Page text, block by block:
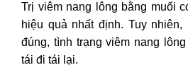
Trị viêm nang lông bằng muối
hiệu quả nhất định. Tuy
đúng, tình trạng viêm nang
tái đi tái lại.